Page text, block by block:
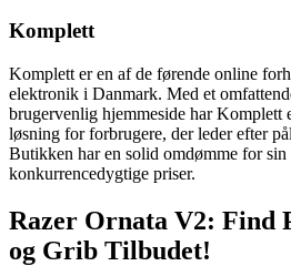
Komplett
Komplett er en af de førende online
elektronik i Danmark. Med et
brugervenlig hjemmeside har Komplett
løsning for forbrugere, der leder efter
Butikken har en solid omdømme for
konkurrencedygtige priser.
Razer Ornata V2: Find
og Grib Tilbudet!